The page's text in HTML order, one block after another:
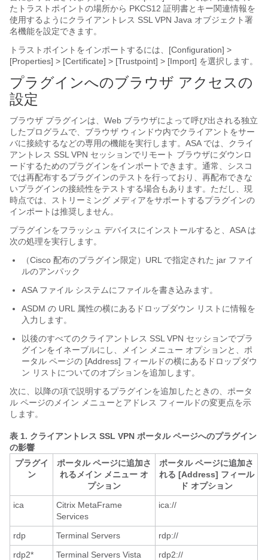
たトラストポイントの場所から PKCS12 証明書とキー関連情報を
使用するようにクライアントレス SSL VPN Java オブジェクト署
名機能を設定できます。
トラストポイントをインポートするには、[Configuration] >
[Properties] > [Certificate] > [Trustpoint] > [Import] を選択します。
プラグインへのブラウザ アクセスの
設定
ブラウザ プラグインは、Web ブラウザによって呼び出される独立
したプログラムで、ブラウザ ウィンドウ内でクライアントをサー
バに接続するなどの専用の機能を実行します。ASA では、クライ
アントレス SSL VPN セッションでリモート ブラウザにダウンロ
ードするためのプラグインをインポートできます。通常、シスコ
では再配布するプラグインのテストを行っており、再配布できな
いプラグインの接続性をテストする場合もあります。ただし、現
時点では、ストリーミング メディアをサポートするプラグインの
インポートは推奨しません。
プラグインをフラッシュ デバイスにインストールすると、ASA は
次の処理を実行します。
（Cisco 配布のプラグイン限定）URL で指定された jar ファイ
ルのアンパック
ASA ファイル システムにファイルを書き込みます。
ASDM の URL 属性の横にあるドロップダウン リストに情報を
入力します。
以後のすべてのクライアントレス SSL VPN セッションでプラ
グインをイネーブルにし、メイン メニュー オプションと、ポ
ータル ページの [Address] フィールドの横にあるドロップダウ
ン リストについてのオプションを追加します。
次に、以降の項で説明するプラグインを追加したときの、ポータ
ル ページのメイン メニューとアドレス フィールドの変更点を示
します。
表 1. クライアントレス SSL VPN ポータル ページへのプラグイン
の影響
プラグイ
ン
ポータル ページに追加さ
れるメイン メニュー オ
プション
ポータル ページに追加さ
れる [Address] フィール
ド オプション
ica
Citrix MetaFrame
Services
ica://
rdp Terminal Servers
rdp://
rdp2*
Terminal Servers Vista
rdp2://